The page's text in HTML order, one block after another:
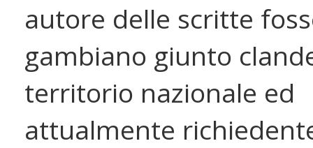
autore delle scritte
gambiano giunto
territorio nazionale ed
attualmente